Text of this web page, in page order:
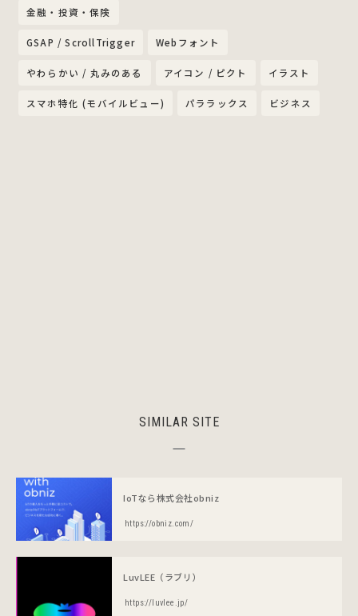
金融・投資・保険
GSAP / ScrollTrigger Webフォント
やわらかい / 丸みのある アイコン / ピクト イラスト
スマホ特化 (モバイルビュー) パララックス ビジネス
SIMILAR SITE
IoTなら株式会社obniz
https://obniz.com/
LuvLEE（ラブリ）
https://luvlee.jp/